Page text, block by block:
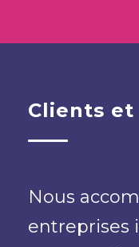
Clients
Nous
entreprises